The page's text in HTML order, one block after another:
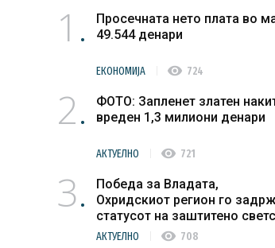
1
Просечната нето плата во
49.544 денари
ЕКОНОМИЈА visibility 724
2
ФОТО: Запленет златен
вреден 1,3 милиони денари
АКТУЕЛНО visibility 721
3
Победа за Владата,
Охридскиот регион го
статусот на заштитено
културно наследство
АКТУЕЛНО visibility 708